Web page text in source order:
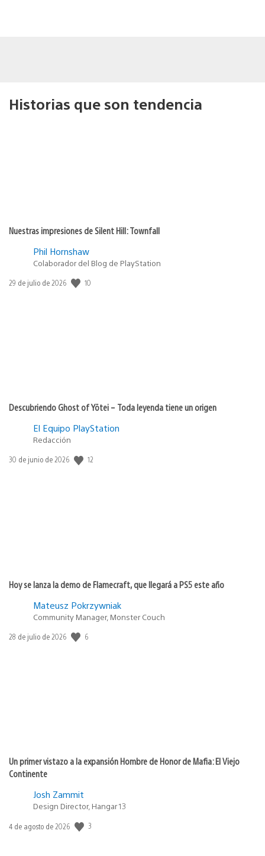
Historias que son tendencia
Nuestras impresiones de Silent Hill: Townfall
Phil Hornshaw
Colaborador del Blog de PlayStation
Fecha
29 de julio de 2026 10
Descubriendo Ghost of Yōtei – Toda leyenda tiene un origen
El Equipo PlayStation
Redacción
Fecha
30 de junio de 2026 12
Hoy se lanza la demo de Flamecraft, que llegará a PS5 este año
Mateusz Pokrzywniak
Community Manager, Monster Couch
Fecha
28 de julio de 2026 6
Un primer vistazo a la expansión Hombre de Honor de Mafia: El Viejo
Continente
Josh Zammit
Design Director, Hangar 13
Fecha
4 de agosto de 2026 3